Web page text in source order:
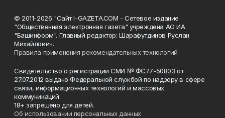
© 2011-2026 "Сайт I-GAZETA.COM - Сетевое издание
"Общественная электронная газета" учреждена АО ИА
"Башинформ". Главный редактор: Шарафутдинов Руслан
Михайлович.
Правила применения рекомендательных технологий
Свидетельство о регистрации СМИ № ФС77-50803 от
27.07.2012 выдано Федеральной службой по надзору в сфере
связи, информационных технологий и массовых
коммуникаций.
18+ запрещено для детей.
Об использовании персональных данных